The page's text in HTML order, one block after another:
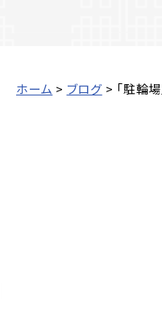
ホーム > ブログ> 「駐輪場